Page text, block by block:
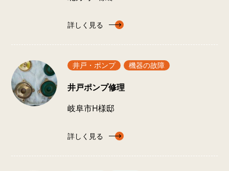
詳しく見る
井戸・ポンプ 機器の故障
井戸ポンプ修理
岐阜市H様邸
詳しく見る